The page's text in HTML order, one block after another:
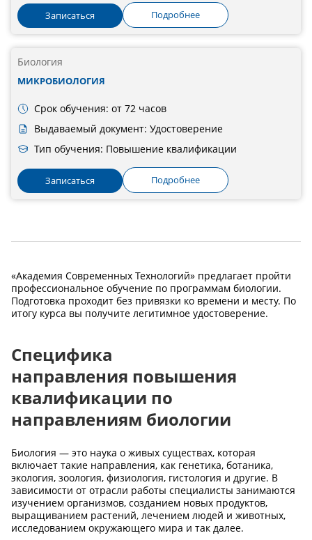
Записаться Подробнее
Биология
МИКРОБИОЛОГИЯ
Срок обучения: от 72 часов
Выдаваемый документ: Удостоверение
Тип обучения: Повышение квалификации
Записаться Подробнее
«Академия Современных Технологий» предлагает пройти
профессиональное обучение по программам биологии.
Подготовка проходит без привязки ко времени и месту. По
итогу курса вы получите легитимное удостоверение.
Специфика
направления повышения
квалификации по
направлениям биологии
Биология — это наука о живых существах, которая
включает такие направления, как генетика, ботаника,
экология, зоология, физиология, гистология и другие. В
зависимости от отрасли работы специалисты занимаются
изучением организмов, созданием новых продуктов,
выращиванием растений, лечением людей и животных,
исследованием окружающего мира и так далее.